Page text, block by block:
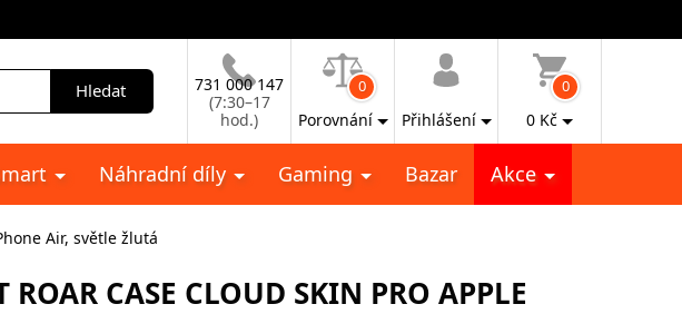
Hledat
731 000 147
(7:30–17
hod.)
0
Porovnání Přihlášení
0
0 Kč
Náhradní díly Gaming Bazar Akce
Air, světle žlutá
ROAR CASE CLOUD SKIN PRO APPLE